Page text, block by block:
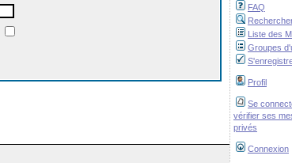
FAQ
Liste des
Groupes
Profil
Se
vérifier ses
privés
Connexion